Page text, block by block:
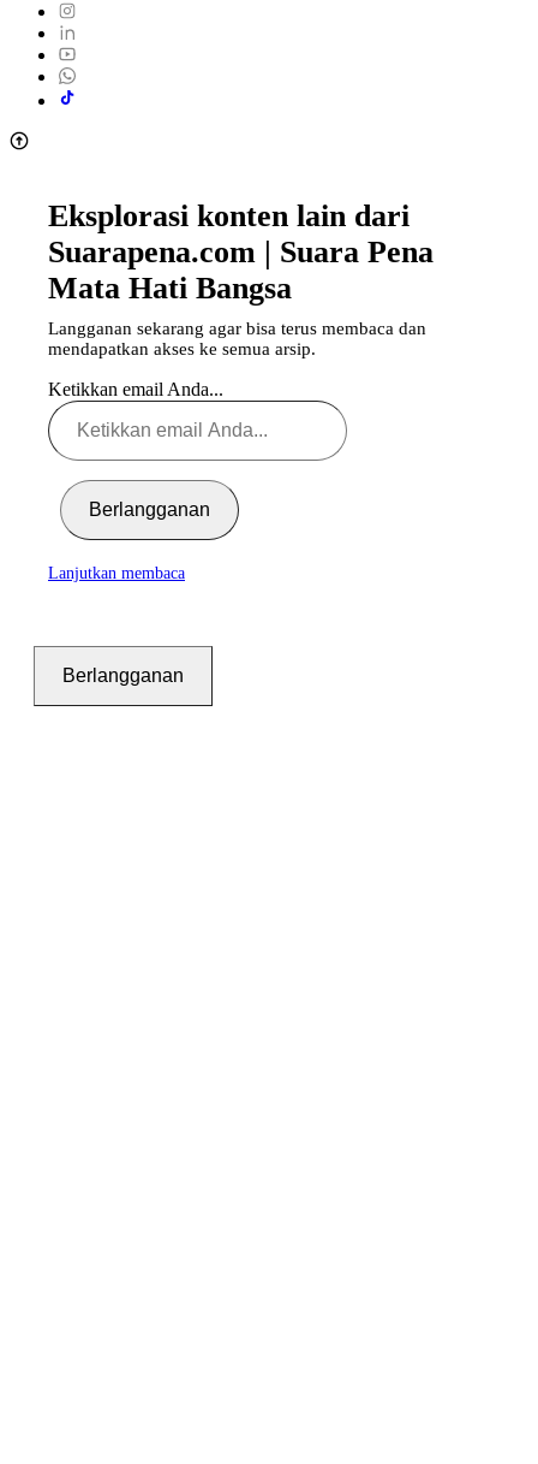
Eksplorasi konten lain dari
Suarapena.com | Suara Pena
Mata Hati Bangsa
Langganan sekarang agar bisa terus membaca dan
mendapatkan akses ke semua arsip.
Ketikkan email Anda...
Berlangganan
Lanjutkan membaca
Berlangganan